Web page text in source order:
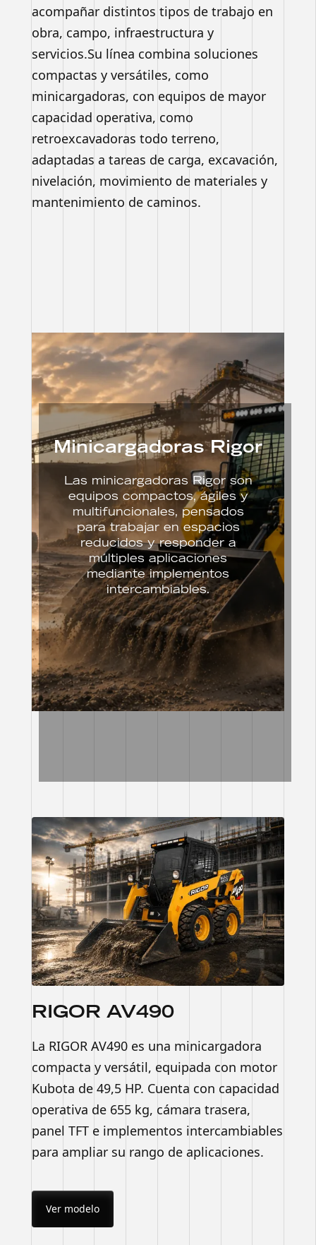
acompañar distintos tipos de trabajo en
obra, campo, infraestructura y
servicios.Su línea combina soluciones
compactas y versátiles, como
minicargadoras, con equipos de mayor
capacidad operativa, como
retroexcavadoras todo terreno,
adaptadas a tareas de carga, excavación,
nivelación, movimiento de materiales y
mantenimiento de caminos.
Minicargadoras Rigor
Las minicargadoras Rigor son
equipos compactos, ágiles y
multifuncionales, pensados
para trabajar en espacios
reducidos y responder a
múltiples aplicaciones
mediante implementos
intercambiables.
RIGOR AV490
La RIGOR AV490 es una minicargadora
compacta y versátil, equipada con motor
Kubota de 49,5 HP. Cuenta con capacidad
operativa de 655 kg, cámara trasera,
panel TFT e implementos intercambiables
para ampliar su rango de aplicaciones.
Ver modelo